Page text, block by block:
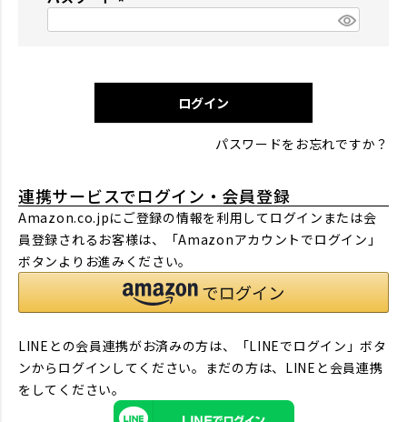
)
ログイン
パスワードをお忘れですか？
連携サービスでログイン・会員登録
Amazon.co.jpにご登録の情報を利用してログインまたは会
員登録されるお客様は、「Amazonアカウントでログイン」
ボタンよりお進みください。
LINEとの会員連携がお済みの方は、「LINEでログイン」ボタ
ンからログインしてください。まだの方は、 LINEと会員連携
をしてください。